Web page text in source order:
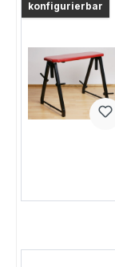
konfigurierbar